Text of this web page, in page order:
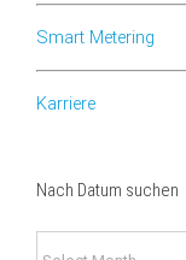
Smart Metering
Karriere
Nach Datum suchen